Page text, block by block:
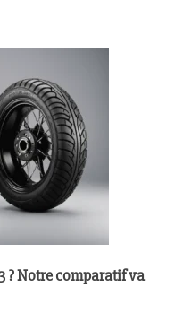
? Notre comparatif va